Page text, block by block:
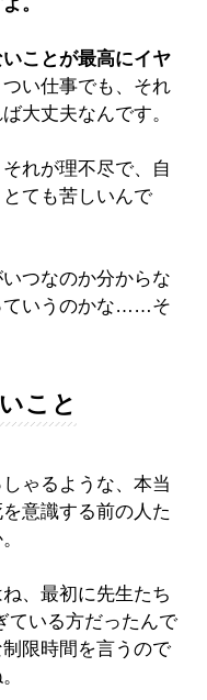
ことが最高にイヤ
い仕事でも、それ
大丈夫なんです。
れが理不尽で、自
ても苦しいんで
つなのか分からな
ていうのかな……そ
こと
ゃるような、本当
意識する前の人た
、最初に先生たち
ている方だったんで
限時間を言うので